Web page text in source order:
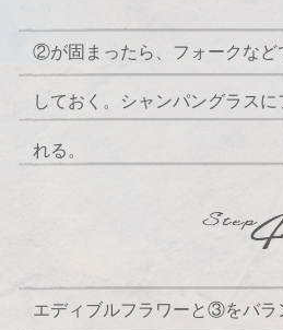
②が固まったら、フォークなど
しておく。シャンパングラス
れる。
エディブルフラワーと③をバラ